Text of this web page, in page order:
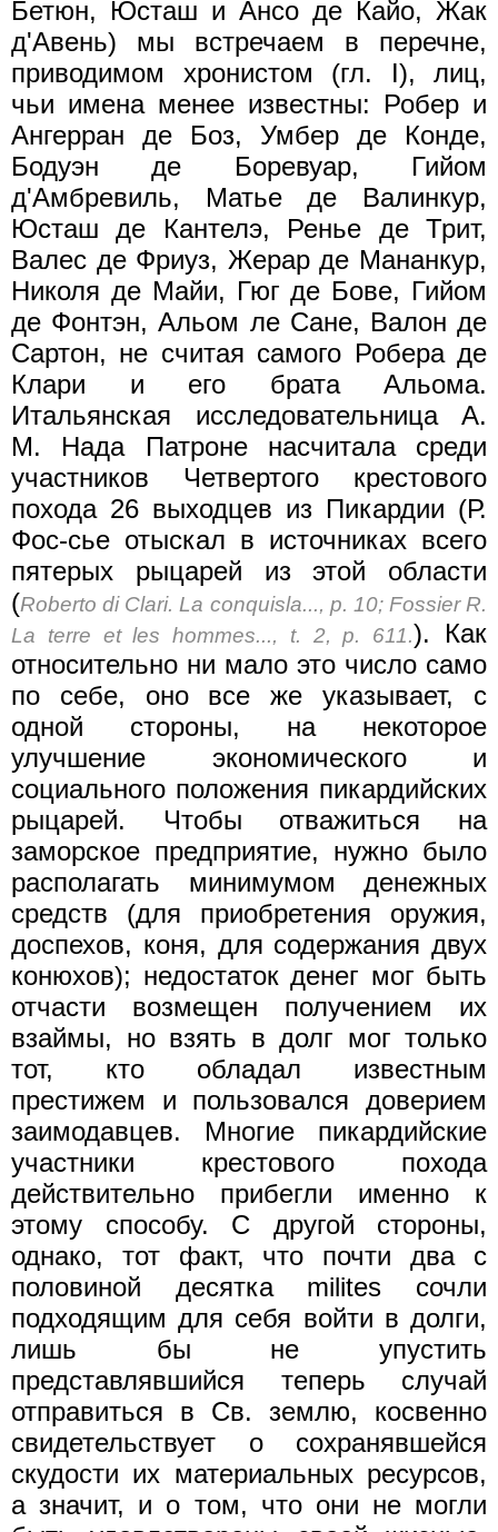
Бетюн, Юсташ и Ансо де Кайо, Жак
д'Авень) мы встречаем в перечне,
приводимом хронистом (гл. I), лиц,
чьи имена менее известны: Робер и
Ангерран де Боз, Умбер де Конде,
Бодуэн де Боревуар, Гийом
д'Амбревиль, Матье де Валинкур,
Юсташ де Кантелэ, Ренье де Трит,
Валес де Фриуз, Жерар де Мананкур,
Николя де Майи, Гюг де Бове, Гийом
де Фонтэн, Альом ле Сане, Валон де
Сартон, не считая самого Робера де
Клари и его брата Альома.
Итальянская исследовательница А.
М. Нада Патроне насчитала среди
участников Четвертого крестового
похода 26 выходцев из Пикардии (Р.
Фос-сье отыскал в источниках всего
пятерых рыцарей из этой области
(Roberto di Clari. La conquisla..., p. 10; Fossier R.
La terre et les hommes..., t. 2, p. 611.). Как
относительно ни мало это число само
по себе, оно все же указывает, с
одной стороны, на некоторое
улучшение экономического и
социального положения пикардийских
рыцарей. Чтобы отважиться на
заморское предприятие, нужно было
располагать минимумом денежных
средств (для приобретения оружия,
доспехов, коня, для содержания двух
конюхов); недостаток денег мог быть
отчасти возмещен получением их
взаймы, но взять в долг мог только
тот, кто обладал известным
престижем и пользовался доверием
заимодавцев. Многие пикардийские
участники крестового похода
действительно прибегли именно к
этому способу. С другой стороны,
однако, тот факт, что почти два с
половиной десятка milites сочли
подходящим для себя войти в долги,
лишь бы не упустить
представлявшийся теперь случай
отправиться в Св. землю, косвенно
свидетельствует о сохранявшейся
скудости их материальных ресурсов,
а значит, и о том, что они не могли